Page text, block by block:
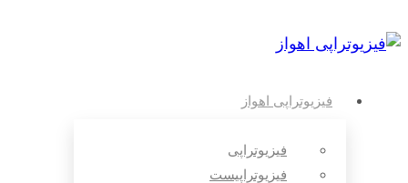
فیزیوتراپی اهواز
فیزیوتراپی
فیزیوتراپیست